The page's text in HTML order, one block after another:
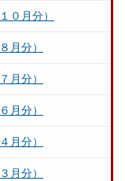
０月分）
月分）
月分）
月分）
月分）
月分）